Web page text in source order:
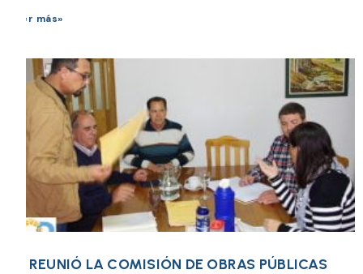
Leer más»
SE REUNIÓ LA COMISIÓN DE OBRAS PÚBLICAS